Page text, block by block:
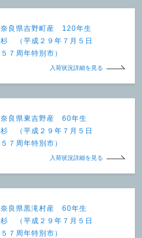
奈良県吉野町産 120年生
杉 （平成２９年７月５日
５７周年特別市）
入荷状況詳細を見る
奈良県東吉野産 60年生
杉 （平成２９年７月５日
５７周年特別市）
入荷状況詳細を見る
奈良県黒滝村産 60年生
杉 （平成２９年７月５日
５７周年特別市）